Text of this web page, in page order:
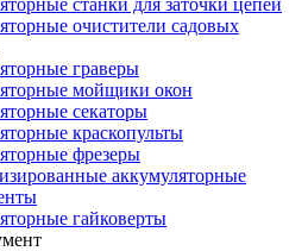
станки для заточки цепей
очистители садовых
граверы
мойщики окон
секаторы
краскопульты
фрезеры
аккумуляторные
гайковерты